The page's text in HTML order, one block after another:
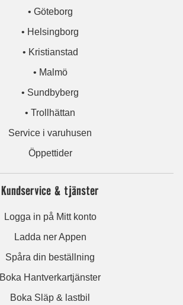
• Göteborg
• Helsingborg
• Kristianstad
• Malmö
• Sundbyberg
• Trollhättan
Service i varuhusen
Öppettider
Kundservice & tjänster
Logga in på Mitt konto
Ladda ner Appen
Spåra din beställning
Boka Hantverkartjänster
Boka Släp & lastbil